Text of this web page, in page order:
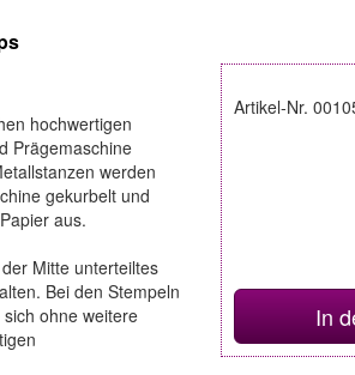
Artikel-Nr.
In
hochwertigen
Prägemaschine
werden
gekurbelt und
aus.
Mitte unterteiltes
Bei den Stempeln
ohne weitere